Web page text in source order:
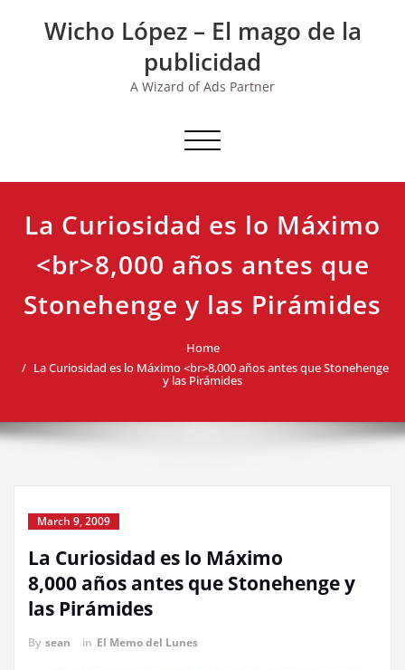
Wicho López – El mago de la
publicidad
A Wizard of Ads Partner
Toggle navigation
La Curiosidad es lo Máximo
<br>8,000 años antes que
Stonehenge y las Pirámides
Home
La Curiosidad es lo Máximo <br>8,000 años antes que Stonehenge
y las Pirámides
March 9, 2009
La Curiosidad es lo Máximo
8,000 años antes que Stonehenge y
las Pirámides
By sean in El Memo del Lunes